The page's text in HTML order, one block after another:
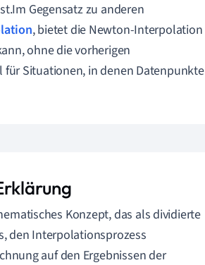
Gegensatz zu anderen
, bietet die Newton-Interpolation
ohne die vorherigen
für Situationen, in denen Datenpunkte
Konzept, das als dividierte
den Interpolationsprozess
auf den Ergebnissen der